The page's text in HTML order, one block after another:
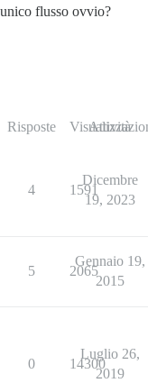
flusso ovvio?
Risposte Visualizzazioni
Attività
4 1591
Dicembre
19, 2023
5 2065
Gennaio 19,
2015
0 14300
Luglio 26,
2019